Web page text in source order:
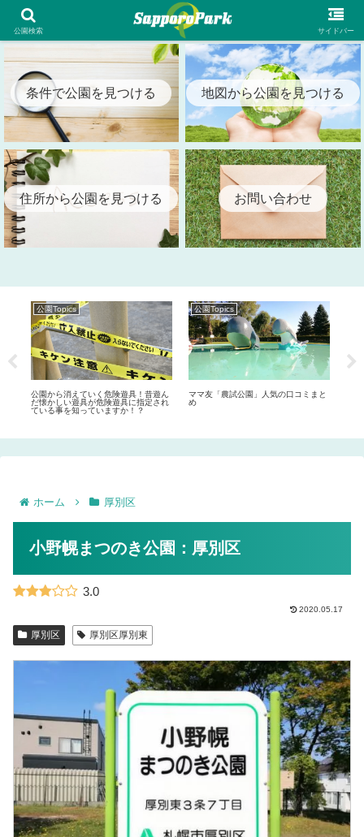
札幌市内の全公園情報を検索出来る札幌パーク（SapporoPark）
条件で公園を見つける 地図から公園を見つける
住所から公園を見つける お問い合わせ
公園Topics
公園から消えていく危険遊具！昔遊ん
だ懐かしい遊具が危険遊具に指定され
ている事を知っていますか！？
公園Topics
ママ友「農試公園」人気の口コミまと
め
ホーム 厚別区
小野幌まつのき公園：厚別区
3.0
2020.05.17
厚別区 厚別区厚別東
公園検索 サイドバー